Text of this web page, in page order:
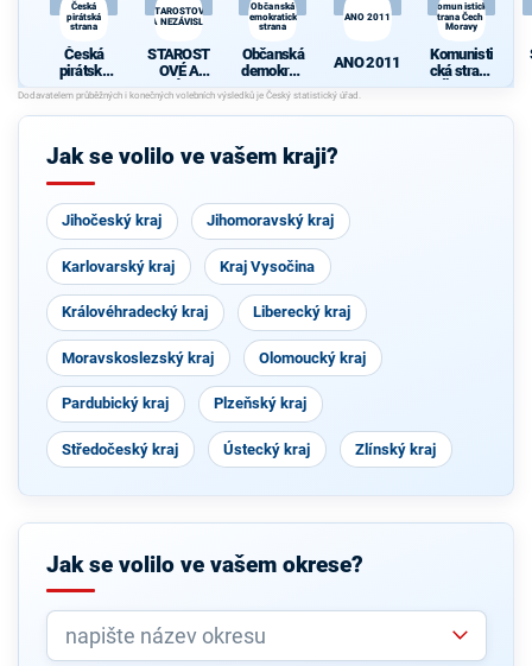
Česká
pirátská
strana
Česká
pirátská
strana
STAROSTOVÉ
A NEZÁVISLÍ
STAROST
OVÉ A
NEZÁVISL
Í
Občanská
demokratická
strana
Občanská
demokrati
cká strana
ANO 2011
ANO 2011
Komunistická
strana Čech a
Moravy
Komunisti
cká strana
Čech a
Jak se volilo ve vašem kraji?
Jihočeský kraj Jihomoravský kraj
Karlovarský kraj Kraj Vysočina
Královéhradecký kraj Liberecký kraj
Moravskoslezský kraj Olomoucký kraj
Pardubický kraj Plzeňský kraj
Středočeský kraj Ústecký kraj Zlínský kraj
Jak se volilo ve vašem okrese?